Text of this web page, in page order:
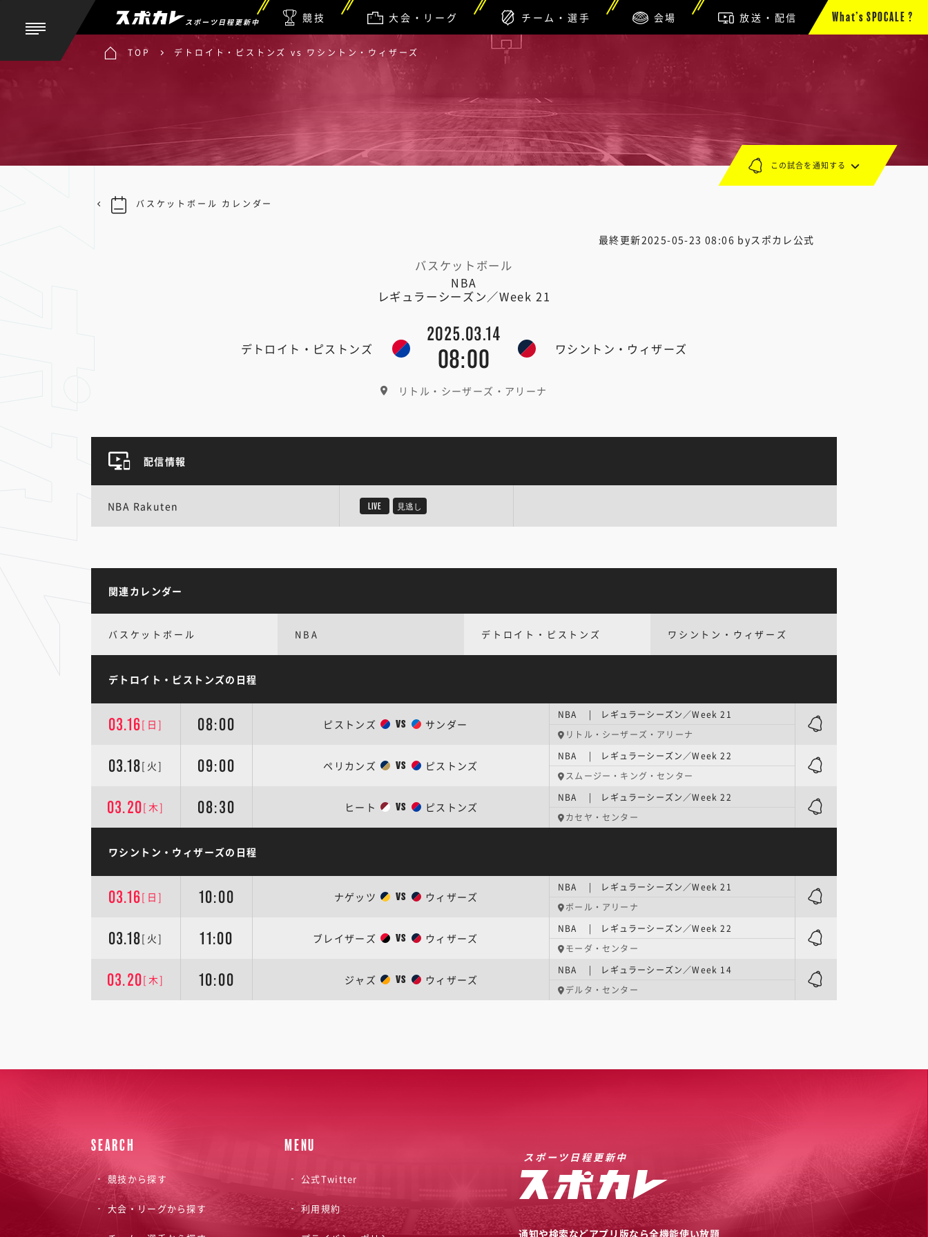
スポーツ日程更新中 競技 大会・リーグ チーム・選手 会場 放送・配信 What’s SPOCALE ?
TOP デトロイト・ピストンズ vs ワシントン・ウィザーズ
最終更新2025-05-23 08:06 byスポカレ公式
バスケットボール
NBA
レギュラーシーズン／Week 21
デトロイト・ピストンズ
2025.03.14
08:00 ワシントン・ウィザーズ
リトル・シーザーズ・アリーナ
この試合を通知する
バスケットボール カレンダー
配信情報
NBA Rakuten LIVE 見逃し
関連カレンダー
バスケットボール NBA デトロイト・ピストンズ ワシントン・ウィザーズ
デトロイト・ピストンズの日程
03.16[日] 08:00 ピストンズ VS サンダー
NBA | レギュラーシーズン／Week 21
リトル・シーザーズ・アリーナ
03.18[火] 09:00 ペリカンズ VS ピストンズ
NBA | レギュラーシーズン／Week 22
スムージー・キング・センター
03.20[木] 08:30 ヒート VS ピストンズ
NBA | レギュラーシーズン／Week 22
カセヤ・センター
ワシントン・ウィザーズの日程
03.16[日] 10:00 ナゲッツ VS ウィザーズ
NBA | レギュラーシーズン／Week 21
ボール・アリーナ
03.18[火] 11:00 ブレイザーズ VS ウィザーズ
NBA | レギュラーシーズン／Week 22
モーダ・センター
03.20[木] 10:00 ジャズ VS ウィザーズ
NBA | レギュラーシーズン／Week 14
デルタ・センター
SEARCH
競技から探す
大会・リーグから探す
MENU
公式Twitter
利用規約
スポーツ日程更新中
通知や検索などアプリ版なら全機能使い放題